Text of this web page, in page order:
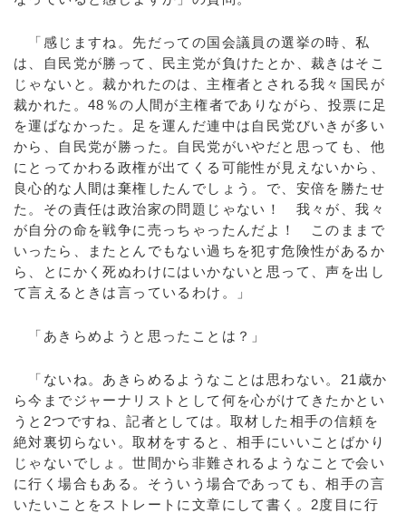
「感じますね。先だっての国会議員の選挙の時、私
は、自民党が勝って、民主党が負けたとか、裁きはそこ
じゃないと。裁かれたのは、主権者とされる我々国民が
裁かれた。48％の人間が主権者でありながら、投票に足
を運ばなかった。足を運んだ連中は自民党びいきが多い
から、自民党が勝った。自民党がいやだと思っても、他
にとってかわる政権が出てくる可能性が見えないから、
良心的な人間は棄権したんでしょう。で、安倍を勝たせ
た。その責任は政治家の問題じゃない！ 我々が、我々
が自分の命を戦争に売っちゃったんだよ！ このままで
いったら、またとんでもない過ちを犯す危険性があるか
ら、とにかく死ぬわけにはいかないと思って、声を出し
て言えるときは言っているわけ。」
「あきらめようと思ったことは？」
「ないね。あきらめるようなことは思わない。21歳か
ら今までジャーナリストとして何を心がけてきたかとい
うと2つですね、記者としては。取材した相手の信頼を
絶対裏切らない。取材をすると、相手にいいことばかり
じゃないでしょ。世間から非難されるようなことで会い
に行く場合もある。そういう場合であっても、相手の言
いたいことをストレートに文章にして書く。2度目に行